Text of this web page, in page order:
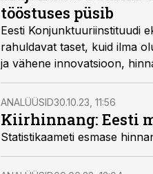
tööstuses püsib
Eesti Konjunktuuriinstituudi
rahuldavat taset, kuid ilma
ja vähene innovatsioon,
madalal.
ANALÜÜSID30.10.23, 11:56
Kiirhinnang: Eesti
Statistikaameti esmase